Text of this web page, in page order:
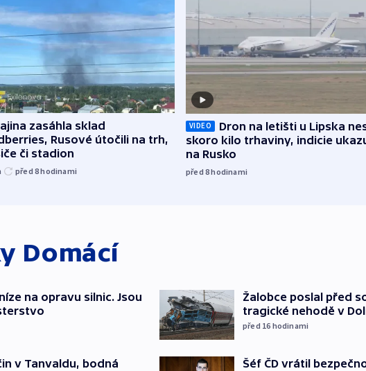
zasáhla sklad
Rusové útočili na trh,
či stadion
před 8hodinami
VIDEO
Dron na letišti u Lipska
skoro kilo trhaviny, indicie
na Rusko
před 8hodinami
Domácí
na opravu silnic. Jsou
v Tanvaldu, bodná
Žalobce poslal před
tragické nehodě v
před 16 hodinami
Šéf ČD vrátil